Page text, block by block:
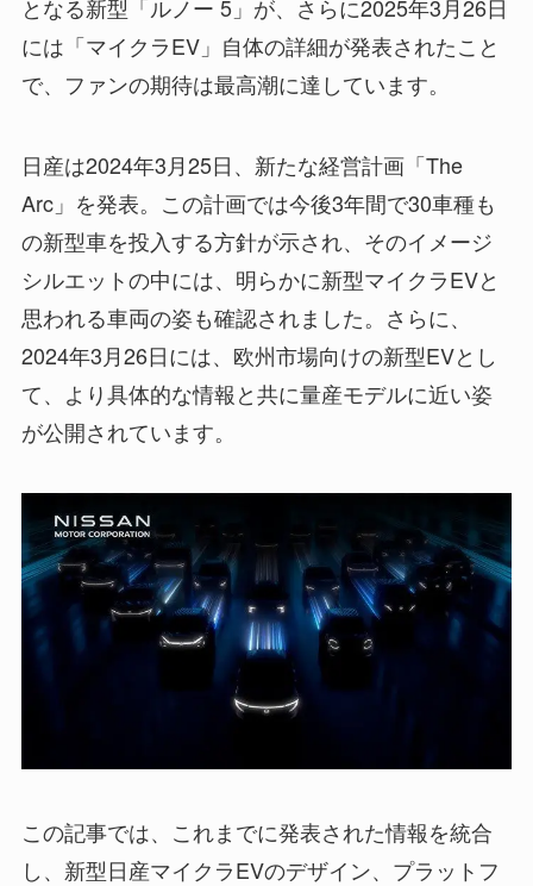
となる新型「ルノー 5」が、さらに2025年3月26日
には「マイクラEV」自体の詳細が発表されたこと
で、ファンの期待は最高潮に達しています。
日産は2024年3月25日、新たな経営計画「The
Arc」を発表。この計画では今後3年間で30車種も
の新型車を投入する方針が示され、そのイメージ
シルエットの中には、明らかに新型マイクラEVと
思われる車両の姿も確認されました。さらに、
2024年3月26日には、欧州市場向けの新型EVとし
て、より具体的な情報と共に量産モデルに近い姿
が公開されています。
この記事では、これまでに発表された情報を統合
し、新型日産マイクラEVのデザイン、プラットフ